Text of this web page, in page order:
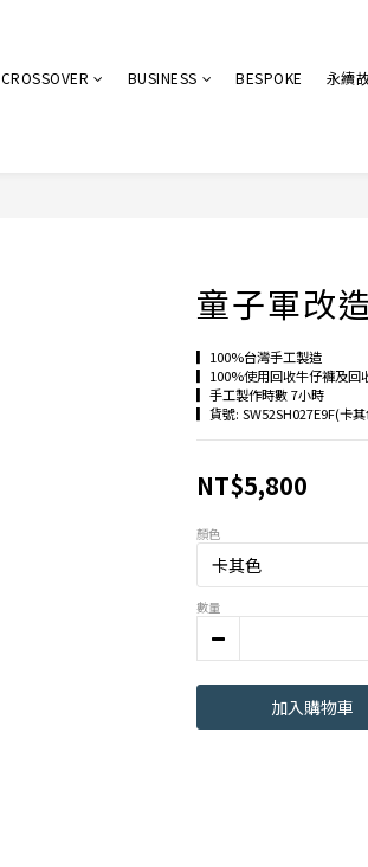
CROSSOVER BUSINESS BESPOKE 永續
童子軍改
▎100%台灣手工製造
▎100%使用回收牛仔褲及回
▎手工製作時數 7小時
▎貨號: SW52SH027E9F(卡
NT$5,800
顏色
數量
加入購物車